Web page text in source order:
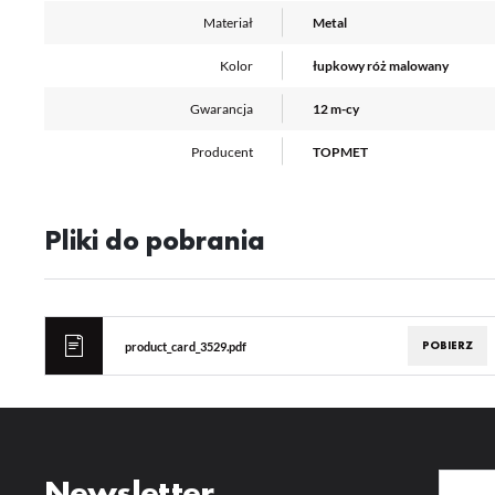
Materiał Metal
Kolor łupkowy róż malowany
Gwarancja 12 m-cy
Producent TOPMET
Pliki do pobrania
product_card_3529.pdf POBIERZ